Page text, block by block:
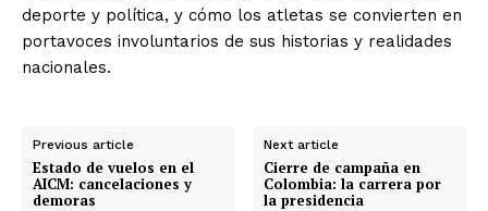
deporte y política, y cómo los atletas se convierten en
portavoces involuntarios de sus historias y realidades
nacionales.
Previous article
Estado de vuelos en el
AICM: cancelaciones y
demoras
Next article
Cierre de campaña en
Colombia: la carrera por
la presidencia